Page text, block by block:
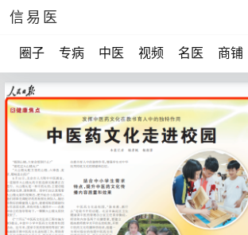
信易医
圈子 专病 中医 视频 名医 商铺